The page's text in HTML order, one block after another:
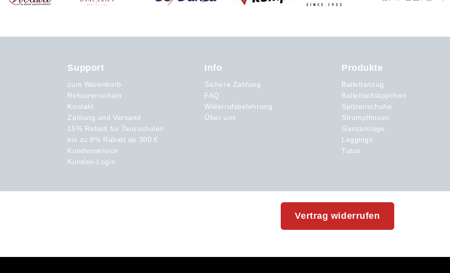
Support
zum Warenkorb
Retourenschein
Kontakt
Zahlung und Versand
15% Rabatt für Tanzschulen
bis zu 8% Rabatt ab 300 €
Kundenservice
Kunden-Login
Info
Sichere Zahlung
FAQ
Widerrufsbelehrung
Über uns
Produkte
Ballettanzug
Ballettschläppchen
Spitzenschuhe
Strumpfhosen
Ganzanzüge
Leggings
Tutus
Vertrag widerrufen